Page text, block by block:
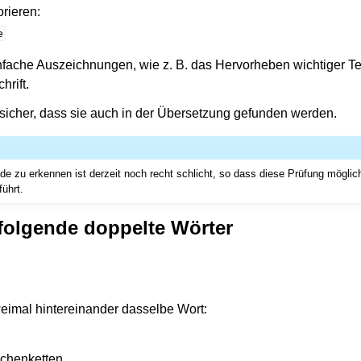
:
Auszeichnungen, wie z. B. das Hervorheben wichtiger
dass sie auch in der Übersetzung gefunden werden.
zu erkennen ist derzeit noch recht schlicht, so dass diese Prüfung
doppelte Wörter
hintereinander dasselbe Wort: